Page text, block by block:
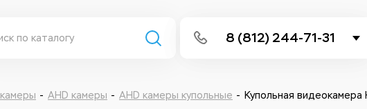
8 (812) 244-71-31
Написать в Telegram
AHD камеры AHD камеры купольные
Купольная